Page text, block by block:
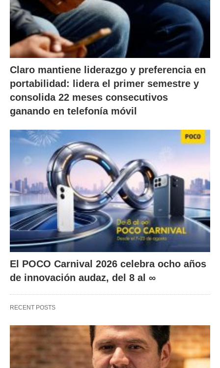
Claro mantiene liderazgo y preferencia en
portabilidad: lidera el primer semestre y
consolida 22 meses consecutivos
ganando en telefonía móvil
El POCO Carnival 2026 celebra ocho años
de innovación audaz, del 8 al ∞
RECENT POSTS